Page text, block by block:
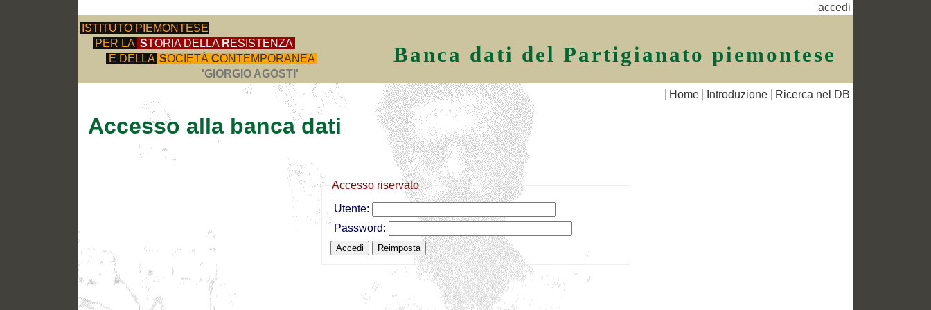
accedi
ISTITUTO PIEMONTESE
PER LA STORIA DELLA RESISTENZA
E DELLA SOCIETÀ CONTEMPORANEA
'GIORGIO AGOSTI'
Banca dati del Partigianato piemontese
Home Introduzione Ricerca nel DB
Accesso alla banca dati
Accesso riservato
Utente:
Password: